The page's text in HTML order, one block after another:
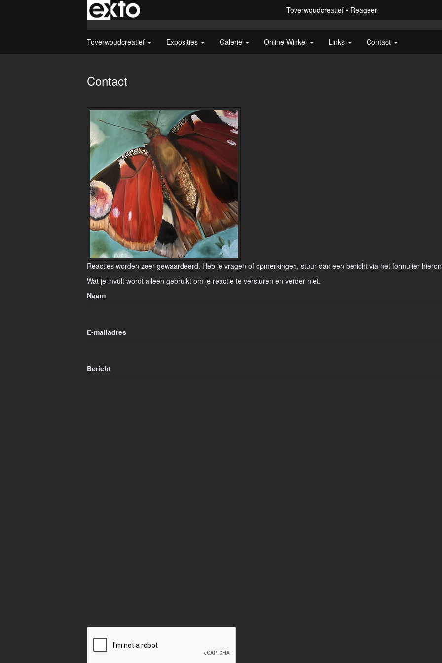
Toverwoudcreatief Reageer
Toverwoudcreatief Exposities Galerie Online Winkel Links Contact
Contact
Reacties worden zeer gewaardeerd. Heb je vragen of opmerkingen, stuur dan een bericht via het formulier
Wat je invult wordt alleen gebruikt om je reactie te versturen en verder niet.
Naam
E-mailadres
Bericht